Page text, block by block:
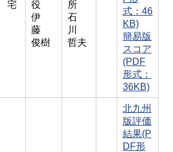
宅
役
伊
藤
俊樹
所
石
川
哲夫
式：46
KB)
簡易版
スコア
(PDF
形式：
36KB)
北九州
版評価
結果(P
DF形